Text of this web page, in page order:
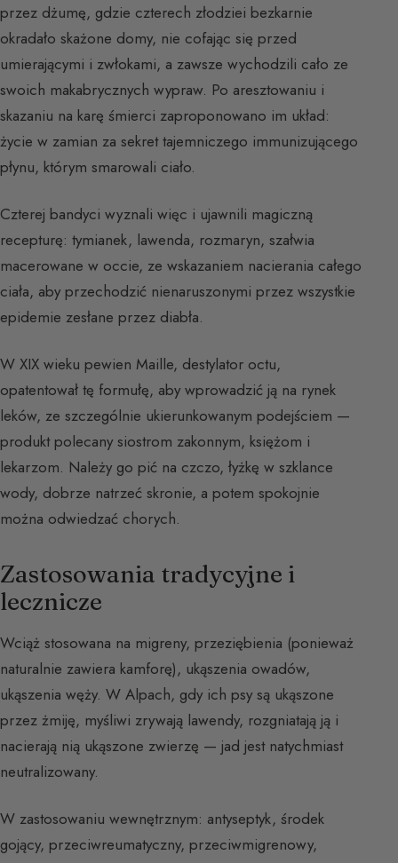
przez dżumę, gdzie czterech złodziei bezkarnie
okradało skażone domy, nie cofając się przed
umierającymi i zwłokami, a zawsze wychodzili cało ze
swoich makabrycznych wypraw. Po aresztowaniu i
skazaniu na karę śmierci zaproponowano im układ:
życie w zamian za sekret tajemniczego immunizującego
płynu, którym smarowali ciało.
Czterej bandyci wyznali więc i ujawnili magiczną
recepturę: tymianek, lawenda, rozmaryn, szałwia
macerowane w occie, ze wskazaniem nacierania całego
ciała, aby przechodzić nienaruszonymi przez wszystkie
epidemie zesłane przez diabła.
W XIX wieku pewien Maille, destylator octu,
opatentował tę formułę, aby wprowadzić ją na rynek
leków, ze szczególnie ukierunkowanym podejściem —
produkt polecany siostrom zakonnym, księżom i
lekarzom. Należy go pić na czczo, łyżkę w szklance
wody, dobrze natrzeć skronie, a potem spokojnie
można odwiedzać chorych.
Zastosowania tradycyjne i
lecznicze
Wciąż stosowana na migreny, przeziębienia (ponieważ
naturalnie zawiera kamforę), ukąszenia owadów,
ukąszenia węży. W Alpach, gdy ich psy są ukąszone
przez żmiję, myśliwi zrywają lawendy, rozgniatają ją i
nacierają nią ukąszone zwierzę — jad jest natychmiast
neutralizowany.
W zastosowaniu wewnętrznym: antyseptyk, środek
gojący, przeciwreumatyczny, przeciwmigrenowy,